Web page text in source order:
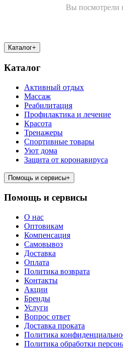
Вы посмотрели
Каталог+
Каталог
Активный отдых
Массаж
Реабилитация
Профилактика и лечение
Красота
Тренажеры
Спортивные товары
Уют дома
Защита от коронавируса
Помощь и сервисы+
Помощь и сервисы
О нас
Оптовикам
Компенсация
Самовывоз
Доставка
Оплата
Политика возврата
Контакты
Акции
Бренды
Услуги
Вопрос ответ
Доставка проката
Политика
Политика обработки